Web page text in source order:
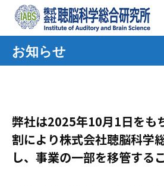
お知らせ
弊社は2025年10月1日をも
割により株式会社聴脳科学
し、事業の一部を移管する